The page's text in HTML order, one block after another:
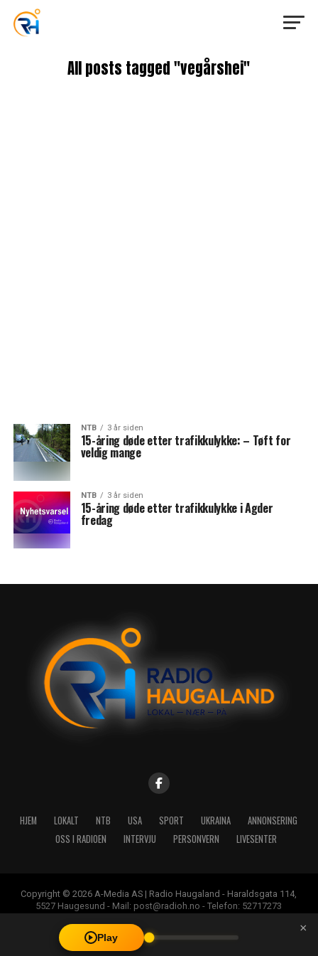
All posts tagged "vegårshei"
NTB 3 år siden
15-åring døde etter trafikkulykke: – Tøft for
veldig mange
NTB 3 år siden
15-åring døde etter trafikkulykke i Agder
fredag
HJEM LOKALT NTB USA SPORT UKRAINA
ANNONSERING
OSS I RADIOEN
INTERVJU PERSONVERN LIVESENTER
Copyright © 2026 A-Media AS | Radio Haugaland - Haraldsgata 114,
5527 Haugesund - Mail: post@radioh.no - Telefon: 52717273
Play
×